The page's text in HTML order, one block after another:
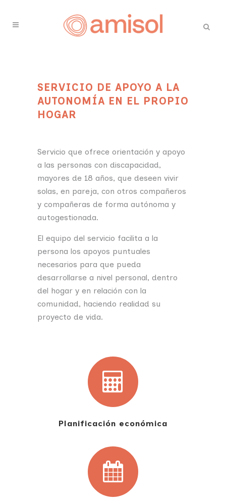
SERVICIO DE APOYO A LA
AUTONOMÍA EN EL PROPIO
HOGAR
Servicio que ofrece orientación y apoyo
a las personas con discapacidad,
mayores de 18 años, que deseen vivir
solas, en pareja, con otros compañeros
y compañeras de forma autónoma y
autogestionada.
El equipo del servicio facilita a la
persona los apoyos puntuales
necesarios para que pueda
desarrollarse a nivel personal, dentro
del hogar y en relación con la
comunidad, haciendo realidad su
proyecto de vida.
Planificación económica